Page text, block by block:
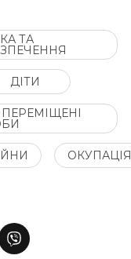
ТА
ДІТИ
ОКУПАЦІЯ